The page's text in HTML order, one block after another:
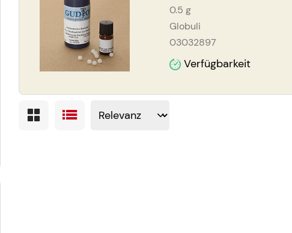
0.5 g
Globuli
03032897
Verfügbarkeit